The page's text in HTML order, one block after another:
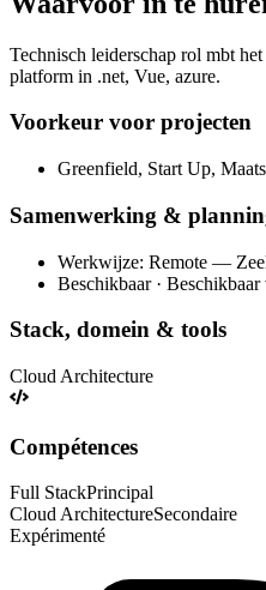
Technisch leiderschap rol mbt
platform in .net, Vue, azure.
Voorkeur voor projecten
Greenfield, Start Up,
Samenwerking &
Werkwijze: Remote —
Beschikbaar ·
Stack, domein & tools
Cloud Architecture
Compétences
Full StackPrincipal
Cloud ArchitectureSecondaire
Expérimenté